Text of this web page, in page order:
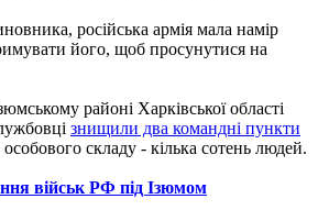
російська армія мала намір
його, щоб просунутися на
районі Харківської області
знищили два командні пункти
складу - кілька сотень людей.
військ РФ під Ізюмом